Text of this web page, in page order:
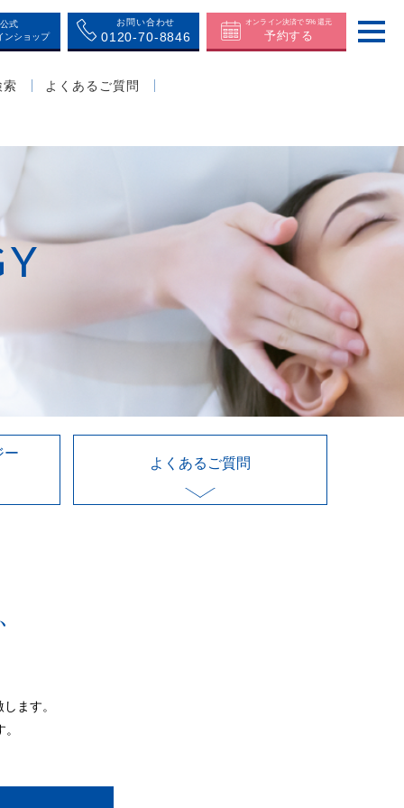
公式
ンショップ
お問い合わせ
0120-70-8846
オンライン決済で 5% 還元
予約する
索 よくあるご質問
ー
よくあるご質問
ます。